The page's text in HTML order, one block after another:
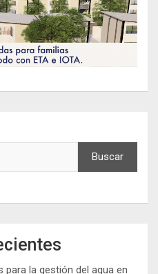
Buscar
la gestión del agua en